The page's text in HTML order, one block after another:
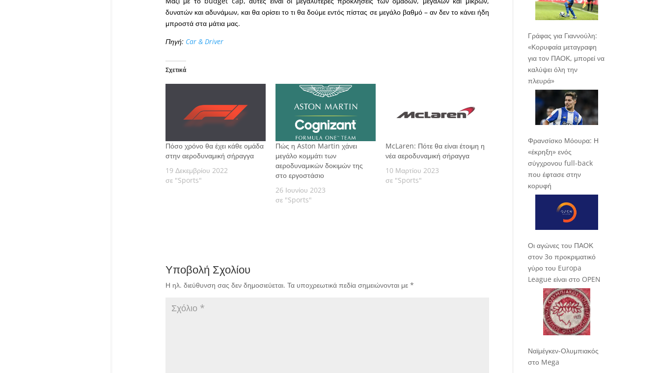
δυνατών και αδυνάμων, και θα ορίσει το τι θα δούμε εντός πίστας σε μεγάλο βαθμό – αν δεν το κάνει ήδη
μπροστά στα μάτια μας.
Πηγή: Car & Driver
Σχετικά
Πόσο χρόνο θα έχει κάθε ομάδα
στην αεροδυναμική σήραγγα
19 Δεκεμβρίου 2022
σε "Sports"
Πώς η Aston Martin χάνει
μεγάλο κομμάτι των
αεροδυναμικών δοκιμών της
στο εργοστάσιο
26 Ιουνίου 2023
σε "Sports"
McLaren: Πότε θα είναι έτοιμη η
νέα αεροδυναμική σήραγγα
10 Μαρτίου 2023
σε "Sports"
Υποβολή Σχολίου
Η ηλ. διεύθυνση σας δεν δημοσιεύεται. Τα υποχρεωτικά πεδία σημειώνονται με *
Γράφας για Γιαννούλη:
«Κορυφαία μεταγραφη
για τον ΠΑΟΚ, μπορεί να
καλύψει όλη την
πλευρά»
Φρανσίσκο Μόουρα: Η
«έκρηξη» ενός
σύγχρονου full-back
που έφτασε στην
κορυφή
Οι αγώνες του ΠΑΟΚ
στον 3ο προκριματικό
γύρο του Europa
League είναι στο OPEN
Ναϊμέγκεν-Ολυμπιακός
στο Mega